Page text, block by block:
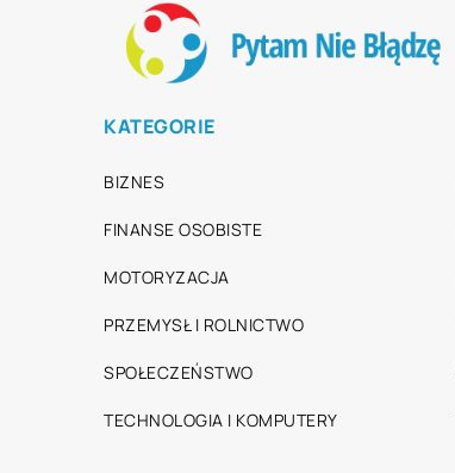
KATEGORIE
BIZNES
FINANSE OSOBISTE
MOTORYZACJA
PRZEMYSŁ I ROLNICTWO
SPOŁECZEŃSTWO
TECHNOLOGIA I KOMPUTERY